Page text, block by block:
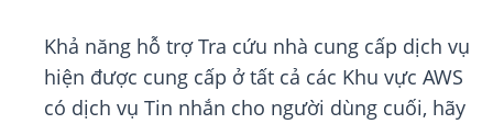
Khả năng hỗ trợ Tra cứu nhà cung cấp dịch vụ
hiện được cung cấp ở tất cả các Khu vực AWS
có dịch vụ Tin nhắn cho người dùng cuối, hãy